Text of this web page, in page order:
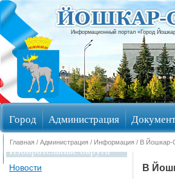
Информационный портал «Город
Город Администрация
Избирательные округа
Главная / Администрация / Информация / В Йошкар-
Новости В